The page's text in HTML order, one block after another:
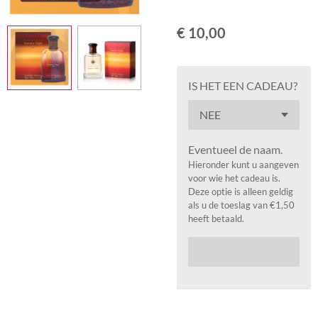
€ 10,00
IS HET EEN CADEAU?
Eventueel de naam.
Hieronder kunt u aangeven
voor wie het cadeau is.
Deze optie is alleen geldig
als u de toeslag van €1,50
heeft betaald.